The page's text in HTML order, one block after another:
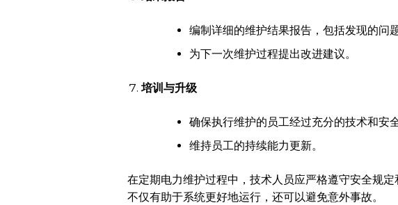
编制详细的维护结果报告，包括发现的问
为下一次维护过程提出改进建议。
培训与升级
确保执行维护的员工经过充分的技术和安全
维持员工的持续能力更新。
在定期电力维护过程中，技术人员应严格遵守安全规
不仅有助于系统更好地运行，还可以避免意外事故。